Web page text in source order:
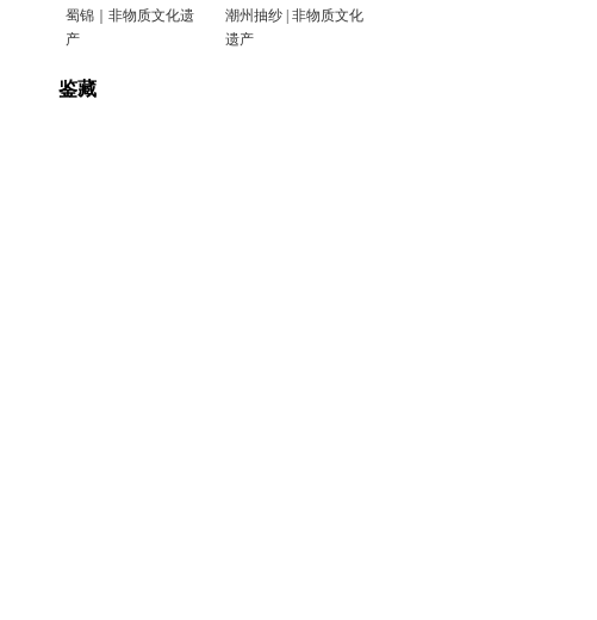
蜀锦｜非物质文化遗
产
潮州抽纱 | 非物质文化
遗产
鉴藏